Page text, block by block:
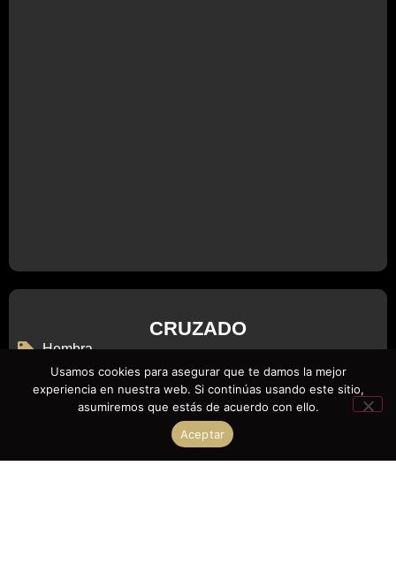
CRUZADO
Hembra
3.800,00€
Usamos cookies para asegurar que te damos la mejor
experiencia en nuestra web. Si continúas usando este sitio,
asumiremos que estás de acuerdo con ello.
Aceptar